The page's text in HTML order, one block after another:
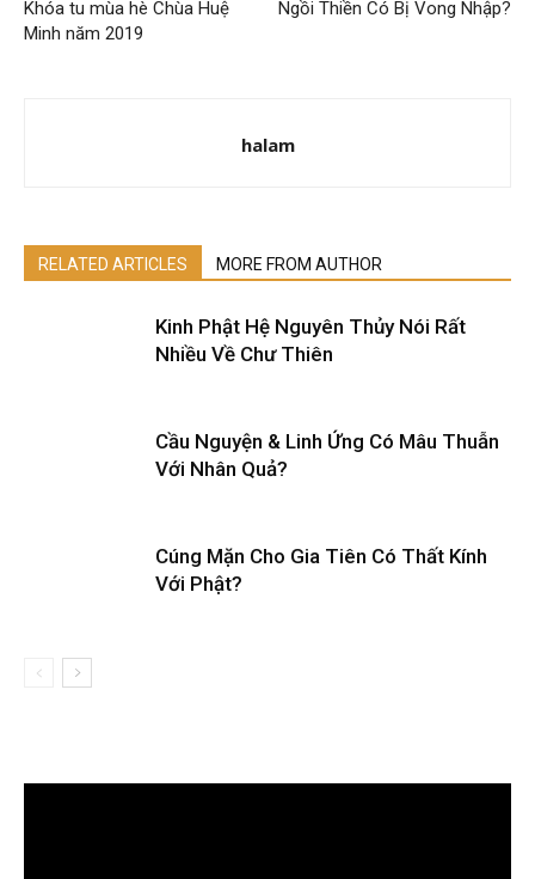
Khóa tu mùa hè Chùa Huệ
Minh năm 2019
Ngồi Thiền Có Bị Vong Nhập?
halam
RELATED ARTICLES MORE FROM AUTHOR
Kinh Phật Hệ Nguyên Thủy Nói Rất
Nhiều Về Chư Thiên
Cầu Nguyện & Linh Ứng Có Mâu Thuẫn
Với Nhân Quả?
Cúng Mặn Cho Gia Tiên Có Thất Kính
Với Phật?